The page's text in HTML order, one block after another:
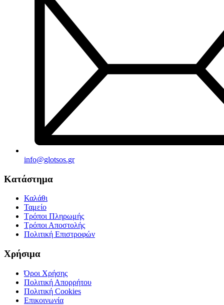
info@glotsos.gr
Κατάστημα
Καλάθι
Ταμείο
Τρόποι Πληρωμής
Τρόποι Αποστολής
Πολιτική Επιστροφών
Χρήσιμα
Όροι Χρήσης
Πολιτική Απορρήτου
Πολιτική Cookies
Επικοινωνία